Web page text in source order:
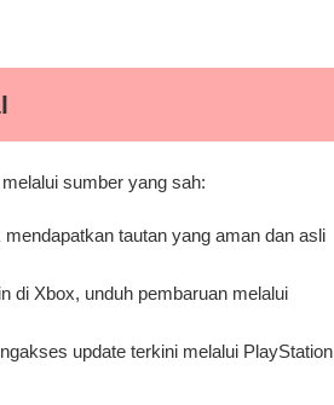
sumber yang sah:
tautan yang aman dan asli
di Xbox, unduh pembaruan melalui
update terkini melalui PlayStation